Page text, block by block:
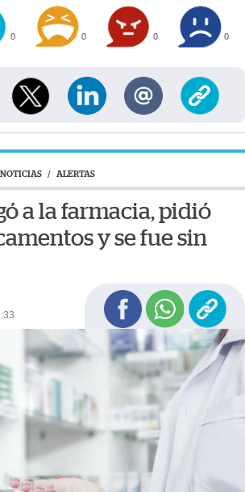
0 0 0 0
NOTICIAS / ALERTAS
a la farmacia, pidió
y se fue sin